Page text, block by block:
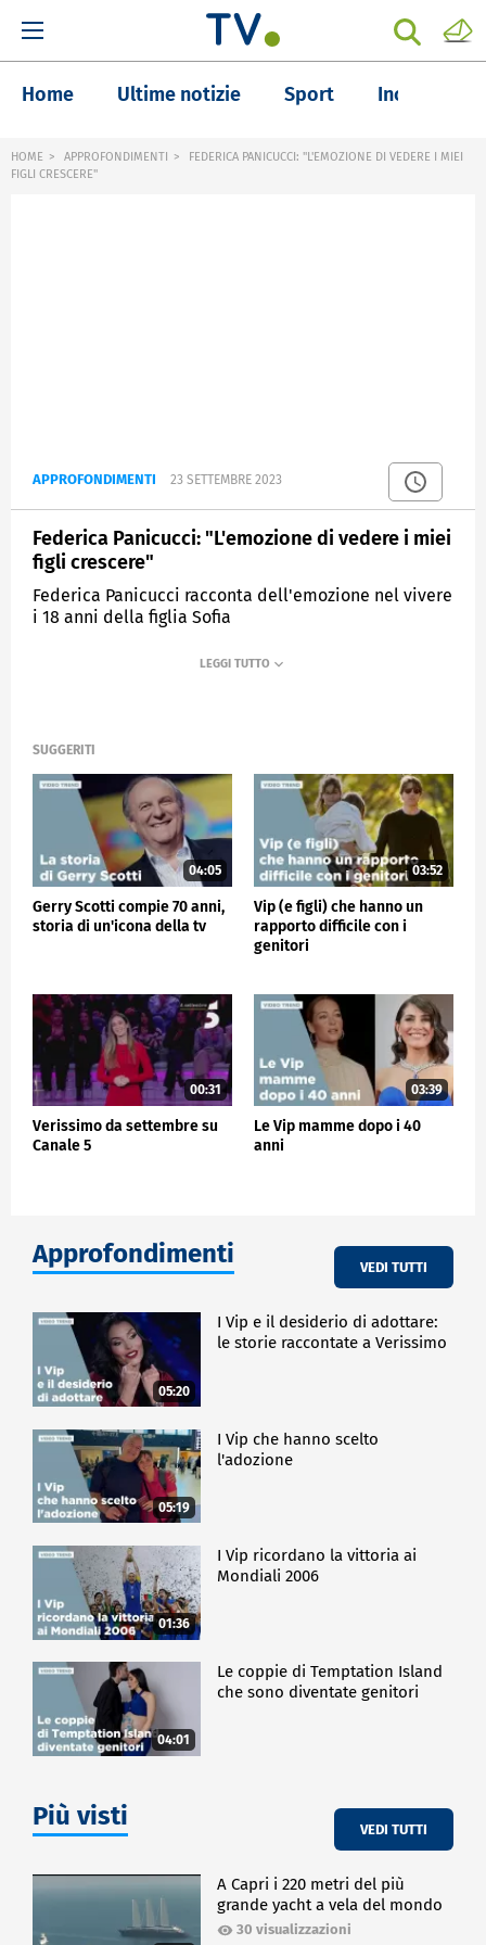
Home Ultime notizie Sport Inchieste
HOME APPROFONDIMENTI
FEDERICA PANICUCCI: "L'EMOZIONE DI VEDERE I MIEI
FIGLI CRESCERE"
APPROFONDIMENTI 23 SETTEMBRE 2023
Federica Panicucci: "L'emozione di vedere i miei
figli crescere"
Federica Panicucci racconta dell'emozione nel vivere
i 18 anni della figlia Sofia
VERISSIMO
SUGGERITI
04:05
Gerry Scotti compie 70 anni,
storia di un'icona della tv
03:52
Vip (e figli) che hanno un
rapporto difficile con i
genitori
00:31
Verissimo da settembre su
Canale 5
03:39
Le Vip mamme dopo i 40
anni
Approfondimenti VEDI TUTTI
05:20
I Vip e il desiderio di adottare:
le storie raccontate a Verissimo
05:19
I Vip che hanno scelto
l'adozione
01:36
I Vip ricordano la vittoria ai
Mondiali 2006
04:01
Le coppie di Temptation Island
che sono diventate genitori
Più visti VEDI TUTTI
A Capri i 220 metri del più
grande yacht a vela del mondo
30 visualizzazioni